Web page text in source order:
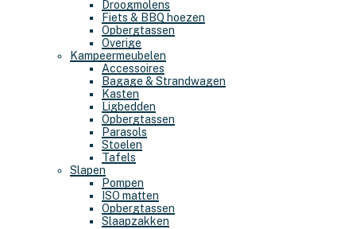
Droogmolens
Fiets & BBQ hoezen
Opbergtassen
Overige
Kampeermeubelen
Accessoires
Bagage & Strandwagen
Kasten
Ligbedden
Opbergtassen
Parasols
Stoelen
Tafels
Slapen
Pompen
ISO matten
Opbergtassen
Slaapzakken